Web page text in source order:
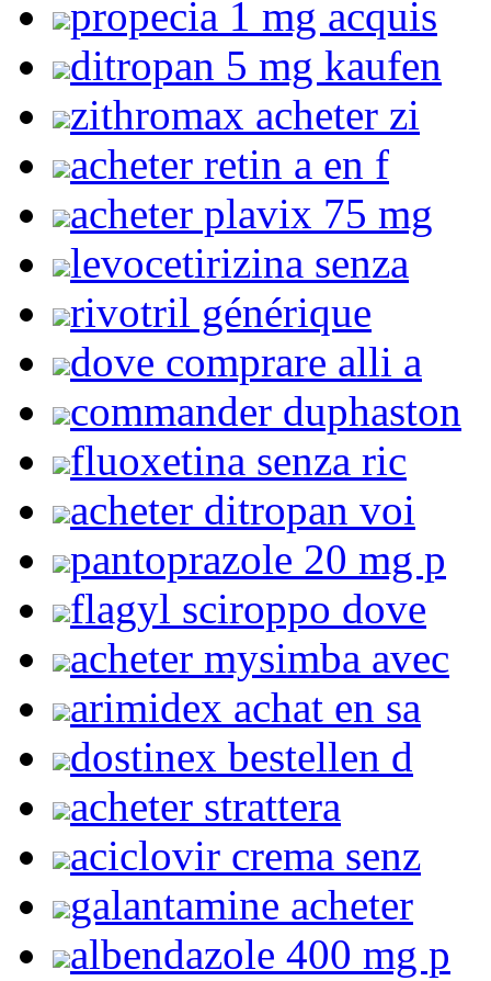
propecia 1 mg acquis
ditropan 5 mg kaufen
zithromax acheter zi
acheter retin a en f
acheter plavix 75 mg
levocetirizina senza
rivotril générique
dove comprare alli a
commander duphaston
fluoxetina senza ric
acheter ditropan voi
pantoprazole 20 mg p
flagyl sciroppo dove
acheter mysimba avec
arimidex achat en sa
dostinex bestellen d
acheter strattera
aciclovir crema senz
galantamine acheter
albendazole 400 mg p